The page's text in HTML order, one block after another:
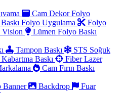
Cam Dekor Folyo
Folyo Uygulama
Folyo
Vision
Lümen Folyo Baskı
Tampon Baskı
STS Soğuk
Baskı
Fiber Lazer
Cam Fırın Baskı
Banner Backdrop
Fuar